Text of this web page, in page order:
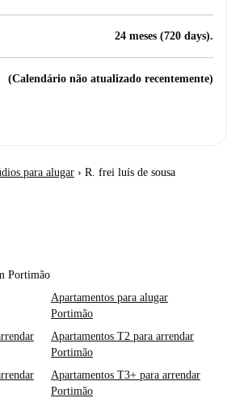
24 meses (720 days).
(Calendário não atualizado recentemente)
para alugar › R. frei luís de sousa
Portimão
Apartamentos para alugar
Portimão
Apartamentos T2 para arrendar
Portimão
Apartamentos T3+ para arrendar
Portimão